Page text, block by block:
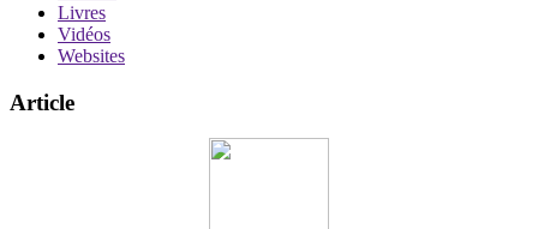
Livres
Vidéos
Websites
Article